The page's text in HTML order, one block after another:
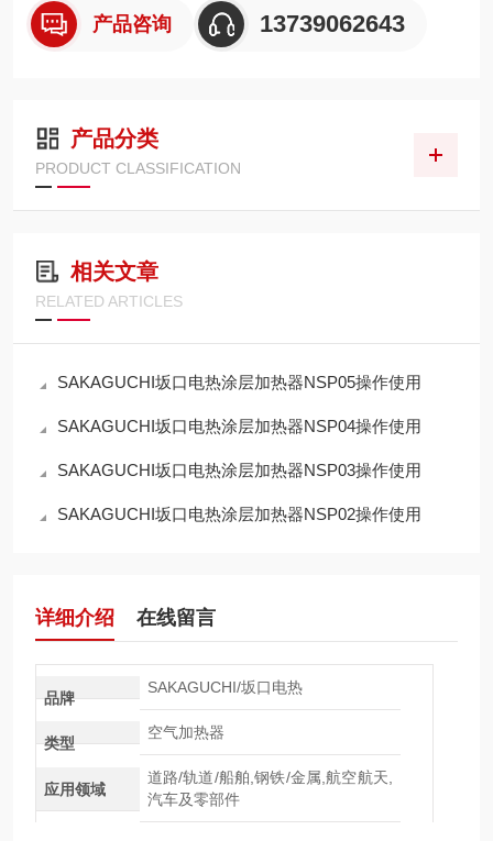
产品咨询 13739062643
产品分类
PRODUCT CLASSIFICATION
相关文章
RELATED ARTICLES
SAKAGUCHI坂口电热涂层加热器NSP05操作使用
SAKAGUCHI坂口电热涂层加热器NSP04操作使用
SAKAGUCHI坂口电热涂层加热器NSP03操作使用
SAKAGUCHI坂口电热涂层加热器NSP02操作使用
详细介绍 在线留言
品牌
SAKAGUCHI/坂口电热
类型
空气加热器
应用领域
道路/轨道/船舶,钢铁/金属,航空航天,
汽车及零部件